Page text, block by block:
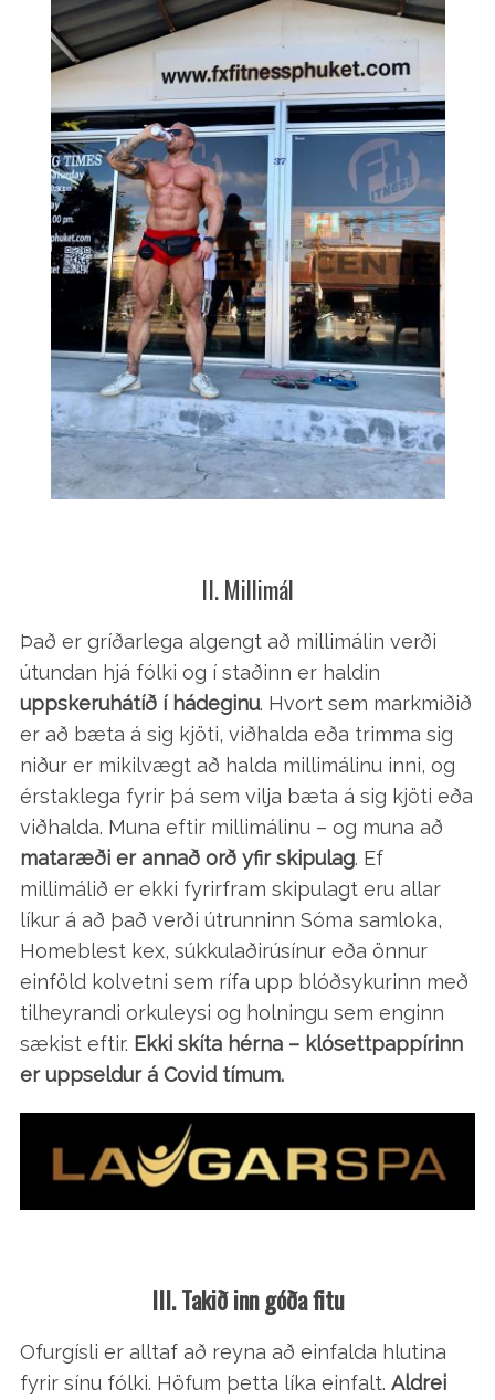
II. Millimál
Það er gríðarlega algengt að millimálin verði
útundan hjá fólki og í staðinn er haldin
uppskeruhátíð í hádeginu. Hvort sem markmiðið
er að bæta á sig kjöti, viðhalda eða trimma sig
niður er mikilvægt að halda millimálinu inni, og
érstaklega fyrir þá sem vilja bæta á sig kjöti eða
viðhalda. Muna eftir millimálinu – og muna að
mataræði er annað orð yfir skipulag. Ef
millimálið er ekki fyrirfram skipulagt eru allar
líkur á að það verði útrunninn Sóma samloka,
Homeblest kex, súkkulaðirúsínur eða önnur
einföld kolvetni sem rífa upp blóðsykurinn með
tilheyrandi orkuleysi og holningu sem enginn
sækist eftir. Ekki skíta hérna – klósettpappírinn
er uppseldur á Covid tímum.
III. Takið inn góða fitu
Ofurgísli er alltaf að reyna að einfalda hlutina
fyrir sínu fólki. Höfum þetta líka einfalt. Aldrei